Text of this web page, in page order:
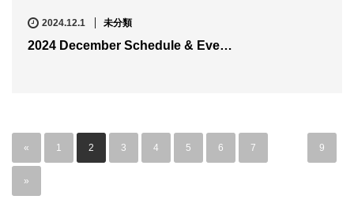
2024.12.1 未分類
2024 December Schedule & Eve…
« 1 2 3 4 5 6 7 9
»